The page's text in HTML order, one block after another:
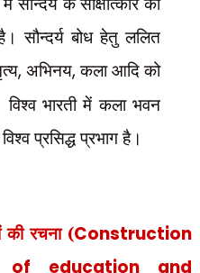
सौन्दर्य बोध हेतु ललित
,अभिनय,कला आदि को
विश्व भारती में कला भवन
प्रसिद्ध प्रभाग है।
की रचना (Construction
of education and